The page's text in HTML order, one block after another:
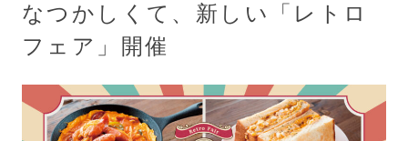
なつかしくて、新しい「レトロ
フェア」開催